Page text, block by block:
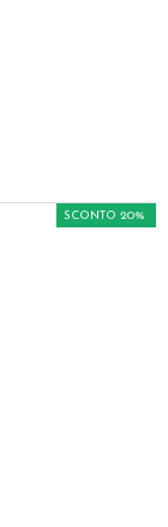
SCONTO 20%